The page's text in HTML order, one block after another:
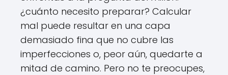
¿cuánto necesito preparar? Calcular
mal puede resultar en una capa
demasiado fina que no cubre las
imperfecciones o, peor aún, quedarte a
mitad de camino. Pero no te preocupes,